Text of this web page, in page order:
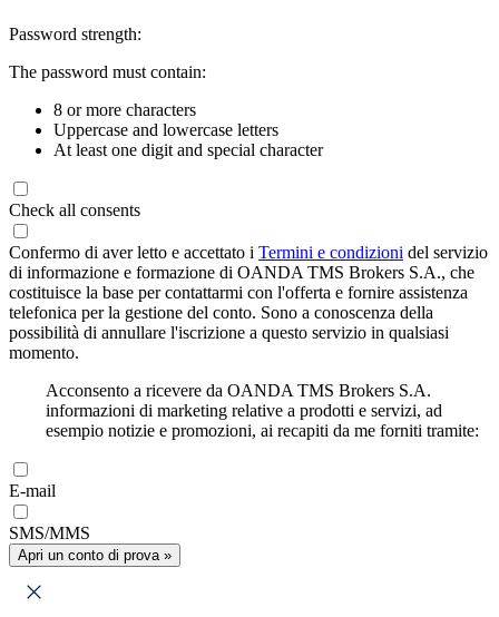
Password strength:
The password must contain:
8 or more characters
Uppercase and lowercase letters
At least one digit and special character
Check all consents
Confermo di aver letto e accettato i Termini e condizioni del servizio
di informazione e formazione di OANDA TMS Brokers S.A., che
costituisce la base per contattarmi con l'offerta e fornire assistenza
telefonica per la gestione del conto. Sono a conoscenza della
possibilità di annullare l'iscrizione a questo servizio in qualsiasi
momento.
Acconsento a ricevere da OANDA TMS Brokers S.A.
informazioni di marketing relative a prodotti e servizi, ad
esempio notizie e promozioni, ai recapiti da me forniti tramite:
E-mail
SMS/MMS
Apri un conto di prova »